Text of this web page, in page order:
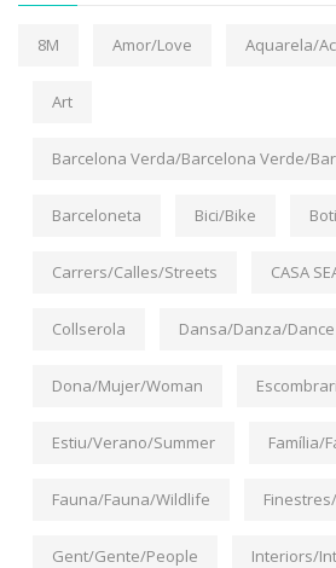
8M Amor/Love Aquarela/
Art
Barcelona Verda/Barcelona Verde/
Barceloneta Bici/Bike
Carrers/Calles/Streets CASA
Collserola Dansa/Danza/Dance
Dona/Mujer/Woman
Estiu/Verano/Summer Família/
Fauna/Fauna/Wildlife
Gent/Gente/People Interiors/